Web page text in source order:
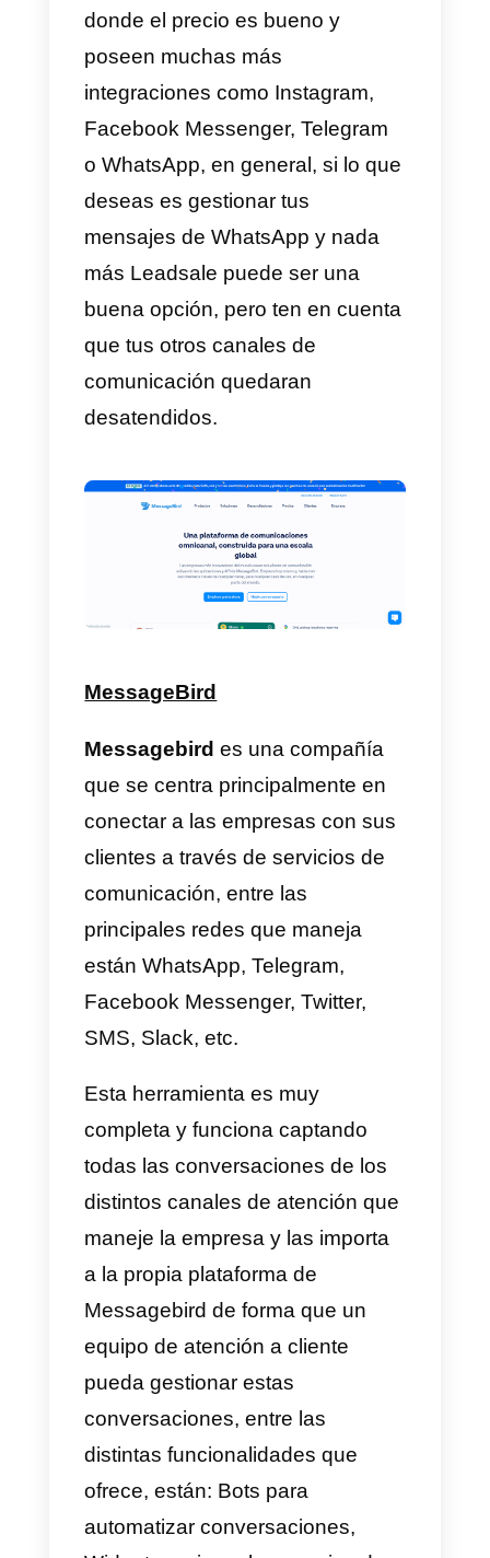
podrían interesar, sin embargo al
poseer tantas funciones,
descuidan un poco lo que es la
gestión de mensajes para
equipos en las redes sociales y
evidentemente no poseen
WhatsAppentre las redes
sociales que pueden gestionar.
Por otra parte, Hootsuite es algo
de adquirir para pequeñas
empresas que desean empezar
ofrecer un servicio distinto a lo
habitual, en general si lo que
herramienta, en cuanto a la
gestión de mensajes no están
muy optimizados en este
aspecto.
Leadsales
Leadsaleses una herramienta
sencilla, pero sin muchas
funcionalidades, esta
se dedica a lo puntual,
Multiagente y un
para gestionar los leads, ventas